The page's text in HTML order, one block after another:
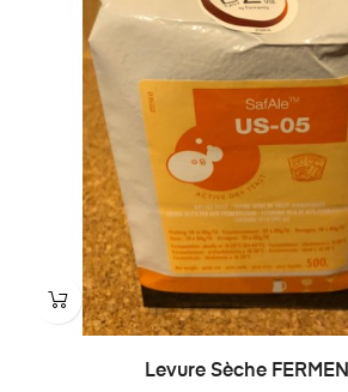
Levure Sèche